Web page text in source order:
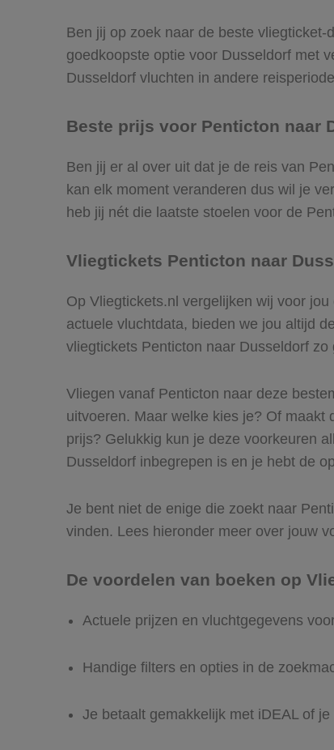
Ben jij op zoek naar de beste
goedkoopste optie voor Dusseldorf met
Dusseldorf vluchten in andere
Beste prijs voor Penticton naar
Ben jij er al over uit dat je de reis van
kan elk moment veranderen dus wil je
heb jij nét die laatste stoelen voor de
Vliegtickets Penticton naar
Op Vliegtickets.nl vergelijken wij voor
actuele vluchtdata, bieden we jou altijd
vliegtickets Penticton naar Dusseldorf zo
Vliegen vanaf Penticton naar deze
uitvoeren. Maar welke kies je? Of
prijs? Gelukkig kun je deze voorkeuren
Dusseldorf inbegrepen is en je hebt de
Je bent niet de enige die zoekt naar
vinden. Lees hieronder meer over jouw
De voordelen van boeken op
Actuele prijzen en vluchtgegevens
Handige filters en opties in de
Je betaalt gemakkelijk met iDEAL of je